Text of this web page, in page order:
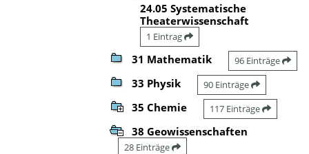
24.05 Systematische
Theaterwissenschaft
1 Eintrag
31 Mathematik 96 Einträge
33 Physik 90 Einträge
35 Chemie 117 Einträge
38 Geowissenschaften
28 Einträge